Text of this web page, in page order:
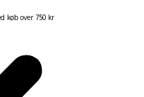
køb over 750 kr